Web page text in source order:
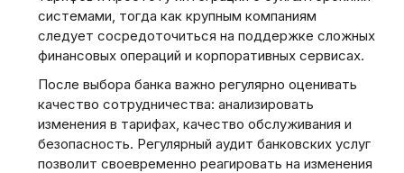
системами, тогда как крупным компаниям
следует сосредоточиться на поддержке сложных
финансовых операций и корпоративных сервисах.
После выбора банка важно регулярно оценивать
качество сотрудничества: анализировать
изменения в тарифах, качество обслуживания и
безопасность. Регулярный аудит банковских услуг
позволит своевременно реагировать на изменения